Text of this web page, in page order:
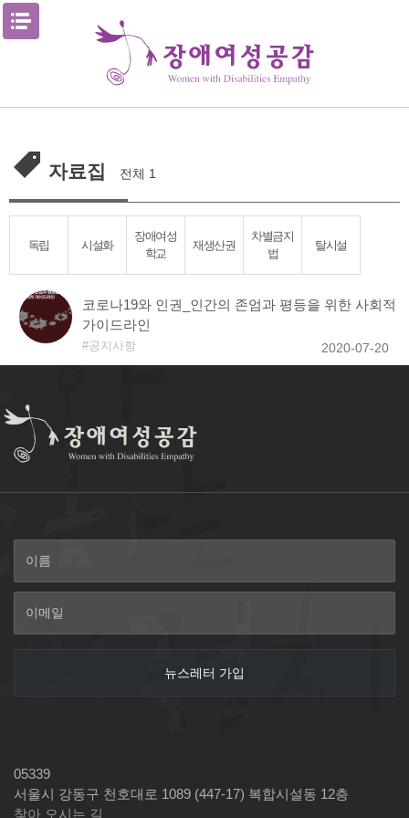
Skip
자료집 전체 1
독립 시설화
장애여성
학교
재생산권
차별금지
법
탈시설
코로나19와 인권_인간의 존엄과 평등을 위한 사회적
가이드라인
공지사항 2020-07-20
05339
서울시 강동구 천호대로 1089 (447-17) 복합시설동 12층
찾아 오시는 길